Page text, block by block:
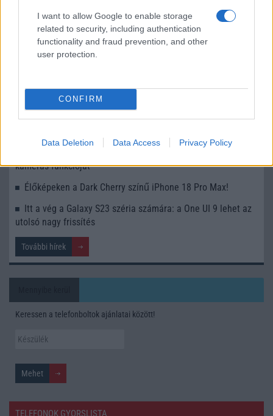
I want to allow Google to enable storage
related to security, including authentication
functionality and fraud prevention, and other
user protection.
CONFIRM
Data Deletion Data Access Privacy Policy
iPhone 18 bemutató dátum - ekkor rántja le a leplet az
Apple az új csúcsmobilokról
Az Android rejtett automatizmusai: hat funkció, amely
Ez a rejtett Samsung funkció teljesen megváltoztatja a
mobilhasználatot – sokan mégsem tudnak róla
kamerás funkcióját
Élőképeken a Dark Cherry színű iPhone 18 Pro Max!
Itt a vég a Galaxy S23 széria számára: a One UI 9 lehet az
utolsó nagy frissítés
További hírek
Keressen a telefonboltok ajánlatai között!
TELEFONOK GYORSLISTA